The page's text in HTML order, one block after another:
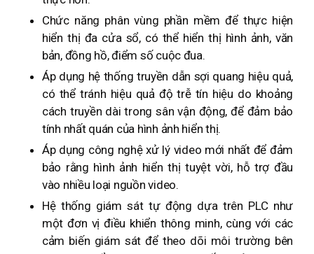
Chức năng phân vùng phần mềm để thực hiện
hiển thị đa cửa sổ, có thể hiển thị hình ảnh, văn
bản, đồng hồ, điểm số cuộc đua.
Áp dụng hệ thống truyền dẫn sợi quang hiệu quả,
có thể tránh hiệu quả độ trễ tín hiệu do khoảng
cách truyền dài trong sân vận động, để đảm bảo
tính nhất quán của hình ảnh hiển thị.
Áp dụng công nghệ xử lý video mới nhất để đảm
bảo rằng hình ảnh hiển thị tuyệt vời, hỗ trợ đầu
vào nhiều loại nguồn video.
Hệ thống giám sát tự động dựa trên PLC như
một đơn vị điều khiển thông minh, cùng với các
cảm biến giám sát để theo dõi môi trường bên